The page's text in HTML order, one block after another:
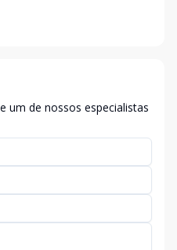
um de nossos especialistas